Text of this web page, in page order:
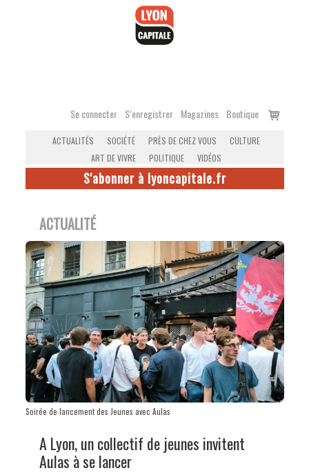
Se connecter S’enregistrer Magazines Boutique
Voir
ACTUALITÉS SOCIÉTÉ PRÈS DE CHEZ VOUS
CULTURE
ART DE VIVRE
POLITIQUE VIDÉOS
S'abonner à lyoncapitale.fr
ACTUALITÉ
Soirée de lancement des Jeunes avec Aulas
A Lyon, un collectif de jeunes invitent
Aulas à se lancer